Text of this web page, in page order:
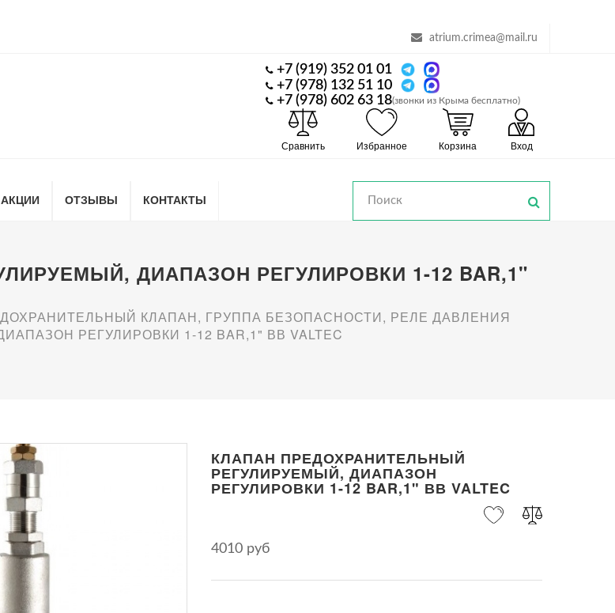
atrium.crimea@mail.ru
+7 (919) 352 01 01
+7 (978) 132 51 10
+7 (978) 602 63 18(звонки из Крыма бесплатно)
Сравнить Избранное Корзина Вход
АКЦИИ ОТЗЫВЫ КОНТАКТЫ
ДИАПАЗОН РЕГУЛИРОВКИ 1-12 BAR,1"
КЛАПАН, ГРУППА БЕЗОПАСНОСТИ, РЕЛЕ ДАВЛЕНИЯ
РЕГУЛИРОВКИ 1-12 BAR,1" ВВ VALTEC
КЛАПАН ПРЕДОХРАНИТЕЛЬНЫЙ
РЕГУЛИРУЕМЫЙ, ДИАПАЗОН
РЕГУЛИРОВКИ 1-12 BAR,1" ВВ VALTEC
4010 руб